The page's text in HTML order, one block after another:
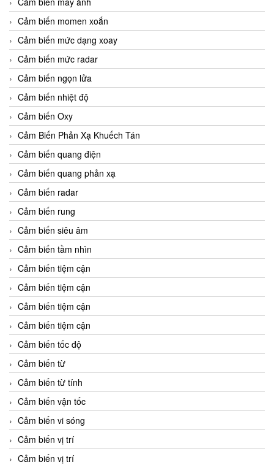
Cảm biến momen xoắn
Cảm biến mức dạng xoay
Cảm biến mức radar
Cảm biến ngọn lửa
Cảm biến nhiệt độ
Cảm biến Oxy
Cảm Biến Phản Xạ Khuếch Tán
Cảm biến quang điện
Cảm biến quang phản xạ
Cảm biến radar
Cảm biến rung
Cảm biến siêu âm
Cảm biến tầm nhìn
Cảm biến tiệm cận
Cảm biến tiệm cận
Cảm biến tiệm cận
Cảm biến tiệm cận
Cảm biến tốc độ
Cảm biến từ
Cảm biến từ tính
Cảm biến vận tốc
Cảm biến vi sóng
Cảm biến vị trí
Cảm biến vị trí